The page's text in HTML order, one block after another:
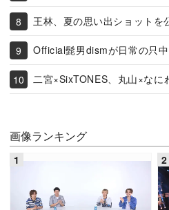
王林、夏の思い出ショットを
Official髭男dismが日常の只
二宮×SixTONES、丸山×なに
画像ランキング